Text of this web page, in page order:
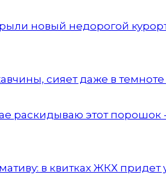
новый недорогой
сияет даже в
раскидываю этот порошок -
в квитках ЖКХ